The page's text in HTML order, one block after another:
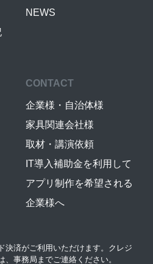
NEWS
CONTACT
企業様・自治体様
家具関連会社様
取材・講演依頼
IT導入補助金を利用して
アプリ制作を希望される
企業様へ
決済がご利用いただけます。クレジ
事務局までご連絡ください。